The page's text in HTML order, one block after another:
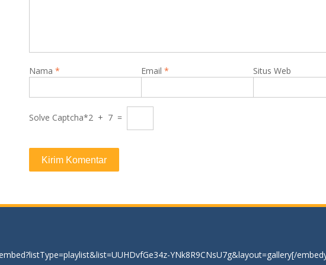
Nama * Email * Situs Web
Solve Captcha*2 + 7 =
YNk8R9CNsU7g&layout=gallery[/